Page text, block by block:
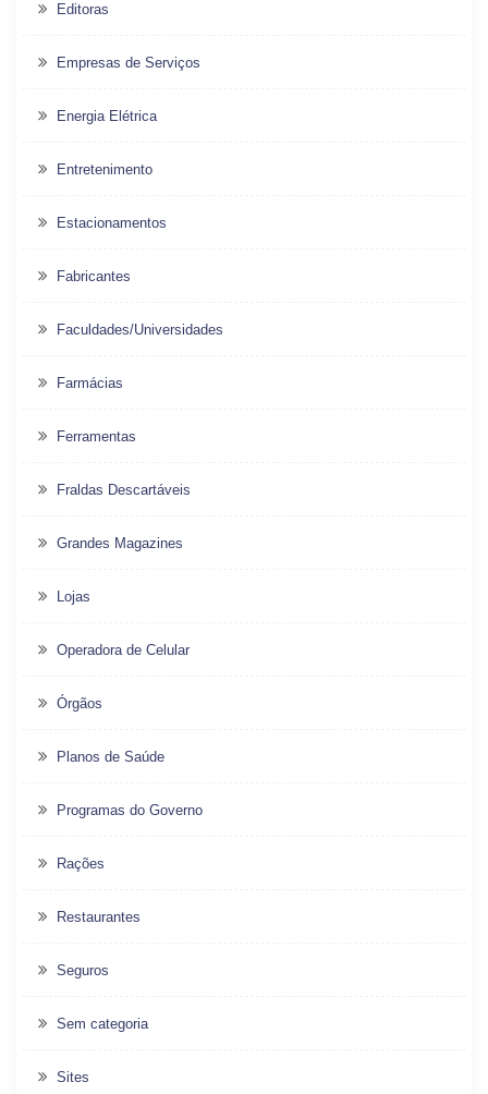
Editoras
Empresas de Serviços
Energia Elétrica
Entretenimento
Estacionamentos
Fabricantes
Faculdades/Universidades
Farmácias
Ferramentas
Fraldas Descartáveis
Grandes Magazines
Lojas
Operadora de Celular
Órgãos
Planos de Saúde
Programas do Governo
Rações
Restaurantes
Seguros
Sem categoria
Sites